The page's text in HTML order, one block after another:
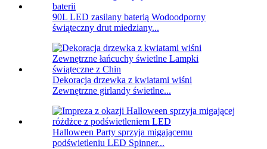
90L LED zasilany baterią Wodoodporny
świąteczny drut miedziany...
Dekoracja drzewka z kwiatami wiśni
Zewnętrzne girlandy świetlne...
Halloween Party sprzyja migającemu
podświetleniu LED Spinner...